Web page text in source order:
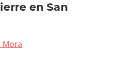
en San
Mora